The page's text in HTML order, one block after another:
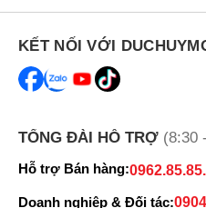
KẾT NỐI VỚI
TỔNG ĐÀI HỖ TRỢ (8:30
Hỗ trợ Bán hàng:
Doanh nghiệp & Đối tác: